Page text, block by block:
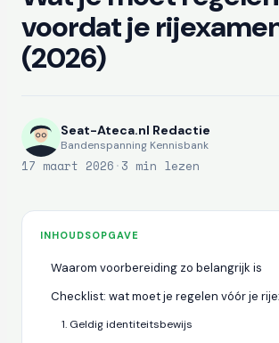
voordat je
(2026)
Seat-Ateca.nl Redactie
Bandenspanning Kennisbank
17 maart 2026 · 3 min lezen
INHOUDSOPGAVE
Waarom voorbereiding zo belangrijk is
Checklist: wat moet je regelen vóór je
1. Geldig identiteitsbewijs